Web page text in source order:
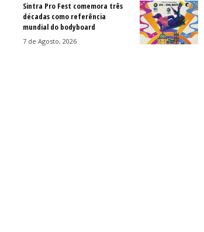
Sintra Pro Fest comemora três
décadas como referência
mundial do bodyboard
7 de Agosto, 2026